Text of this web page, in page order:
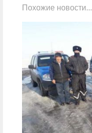
Похожие новости...